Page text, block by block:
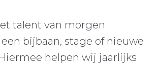
talent van morgen
bijbaan, stage of nieuwe
helpen wij jaarlijks